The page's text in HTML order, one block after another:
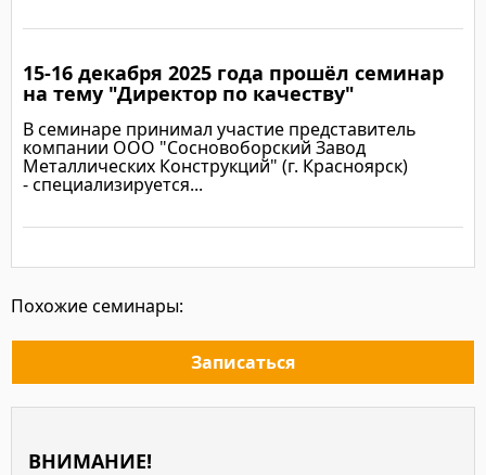
Подробнее
15-16 декабря 2025 года прошёл семинар
на тему "Директор по качеству"
В семинаре принимал участие представитель
компании ООО "Сосновоборский Завод
Металлических Конструкций" (г. Красноярск)
- специализируется...
Похожие семинары:
Записаться
ВНИМАНИЕ!